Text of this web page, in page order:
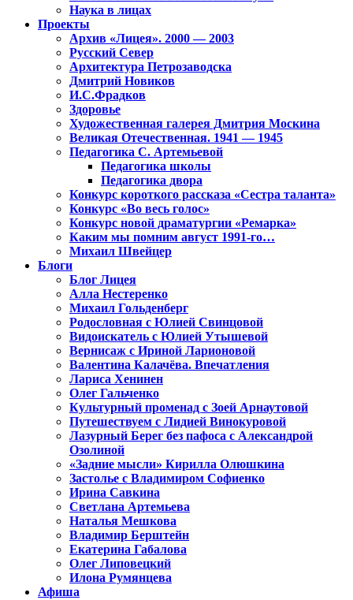
Наука в лицах
Проекты
Архив «Лицея». 2000 — 2003
Русский Север
Архитектура Петрозаводска
Дмитрий Новиков
И.С.Фрадков
Здоровье
Художественная галерея Дмитрия Москина
Великая Отечественная. 1941 — 1945
Педагогика С. Артемьевой
Педагогика школы
Педагогика двора
Конкурс короткого рассказа «Сестра таланта»
Конкурс «Во весь голос»
Конкурс новой драматургии «Ремарка»
Каким мы помним август 1991-го…
Михаил Швейцер
Блоги
Блог Лицея
Алла Нестеренко
Михаил Гольденберг
Родословная с Юлией Свинцовой
Видоискатель с Юлией Утышевой
Вернисаж с Ириной Ларионовой
Валентина Калачёва. Впечатления
Лариса Хенинен
Олег Гальченко
Культурный променад с Зоей Арнаутовой
Путешествуем с Лидией Винокуровой
Лазурный Берег без пафоса с Александрой
Озолиной
«Задние мысли» Кирилла Олюшкина
Застолье с Владимиром Софиенко
Ирина Савкина
Светлана Артемьева
Наталья Мешкова
Владимир Берштейн
Екатерина Габалова
Олег Липовецкий
Илона Румянцева
Афиша